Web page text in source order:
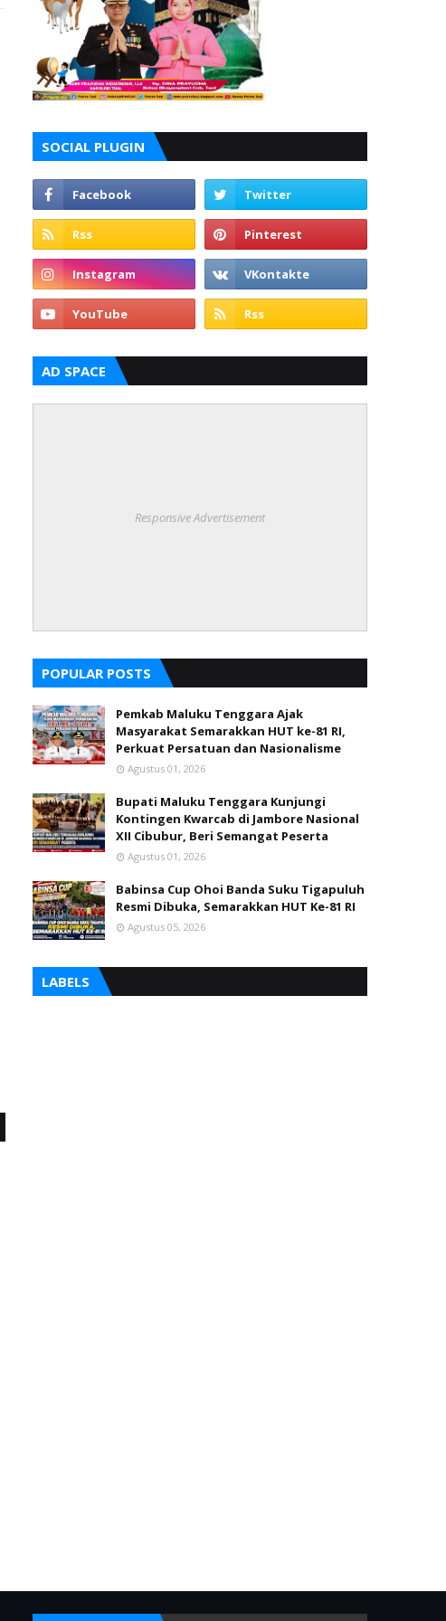
SOCIAL PLUGIN
AD SPACE
Responsive Advertisement
POPULAR POSTS
Pemkab Maluku Tenggara Ajak
Masyarakat Semarakkan HUT ke-81 RI,
Perkuat Persatuan dan Nasionalisme
Agustus 01, 2026
Bupati Maluku Tenggara Kunjungi
Kontingen Kwarcab di Jambore Nasional
XII Cibubur, Beri Semangat Peserta
Agustus 01, 2026
Babinsa Cup Ohoi Banda Suku Tigapuluh
Resmi Dibuka, Semarakkan HUT Ke-81 RI
Agustus 05, 2026
LABELS